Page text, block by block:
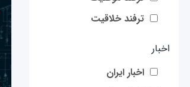
ترفند خلاقیت
اخبار
اخبار ایران